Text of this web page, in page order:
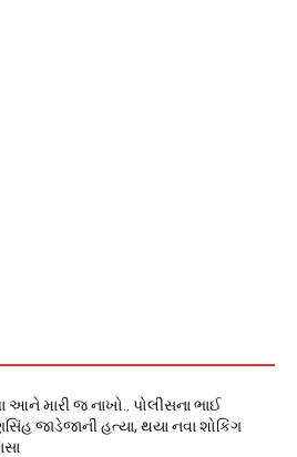
આને મારી જ નાખો.. પોલીસના ભાઈ
જાડેજાની હત્યા, થયા નવા શોકિંગ